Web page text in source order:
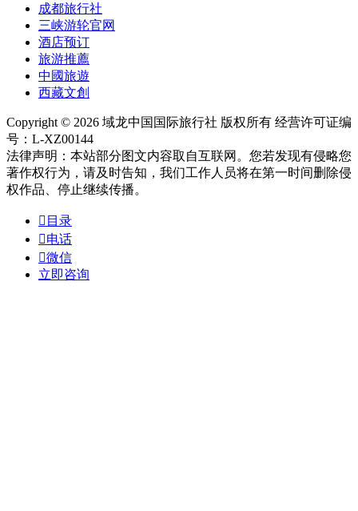
成都旅行社
三峡游轮官网
酒店预订
旅游推薦
中國旅遊
西藏文創
Copyright © 2026 域龙中国国际旅行社 版权所有 经营许可证编
号：L-XZ00144
法律声明：本站部分图文内容取自互联网。您若发现有侵略您
著作权行为，请及时告知，我们工作人员将在第一时间删除侵
权作品、停止继续传播。
 目录
电话
微信
立即咨询